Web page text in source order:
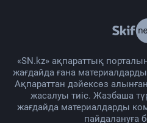
«SN.kz» ақпараттық
жағдайда ғана материалдарды
Ақпараттан дәйексөз
жасалуы тиіс. Жазбаша
жағдайда материалдарды
пайдалануға